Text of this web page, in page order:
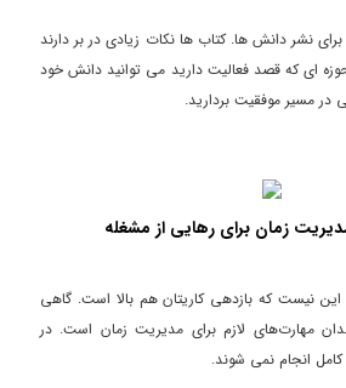
نشر دانش ها. کتاب ها نکات زیادی در بر دارند
ای که قصد فعالیت دارید می توانید دانش خود
در مسیر موفقیت بردارید.
این نیست که بازدهی کاریتان هم بالا است. گاهی
فقدان مهارت‌های لازم برای مدیریت زمان است. در
انجام نمی شوند.